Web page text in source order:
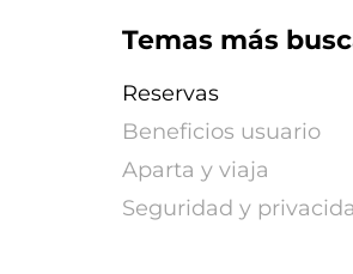
Temas más
Reservas
Beneficios usuario
Aparta y viaja
Seguridad y